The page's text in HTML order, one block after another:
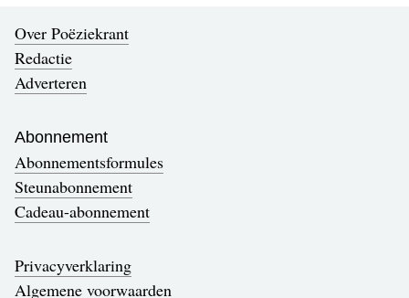
Over Poëziekrant
Redactie
Adverteren
Abonnement
Abonnementsformules
Steunabonnement
Cadeau-abonnement
Privacyverklaring
Algemene voorwaarden